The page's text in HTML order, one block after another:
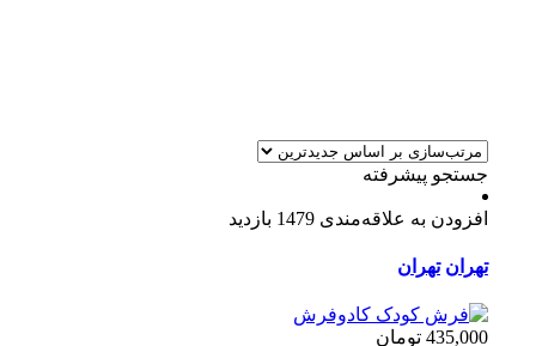
جستجو پیشرفته
افزودن به علاقه‌مندی 1479 بازدید
تهران تهران
435,000 تومان